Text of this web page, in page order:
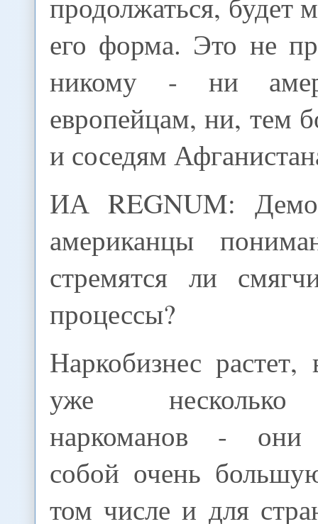
его форма. Это не
никому - ни
европейцам, ни, тем
и соседям
ИА REGNUM:
американцы
стремятся ли
процессы?
Наркобизнес
уже несколько
наркоманов - они
собой очень
том числе и для